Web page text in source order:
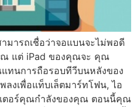
มารถเชื่อว่าจอแบนจะไม่พอดี
ณ แต่ iPad ของคุณจะ คุณ
ทนการถือรอบทีวีบนหลังของ
งเพื่อแท็บเล็ตมาร์ทโฟน, ไอ
เตอร์คุณกำลังของคุณ ตอนนี้คุณ